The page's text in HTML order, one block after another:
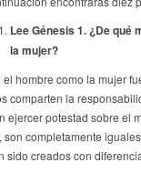
Lee Génesis 1. ¿De qué
la mujer?
el hombre como la mujer
comparten la
ejercer potestad sobre el
son completamente
sido creados con